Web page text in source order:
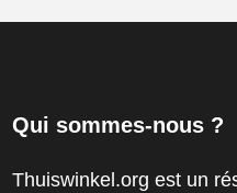
Qui sommes-nous ?
Thuiswinkel.org est un